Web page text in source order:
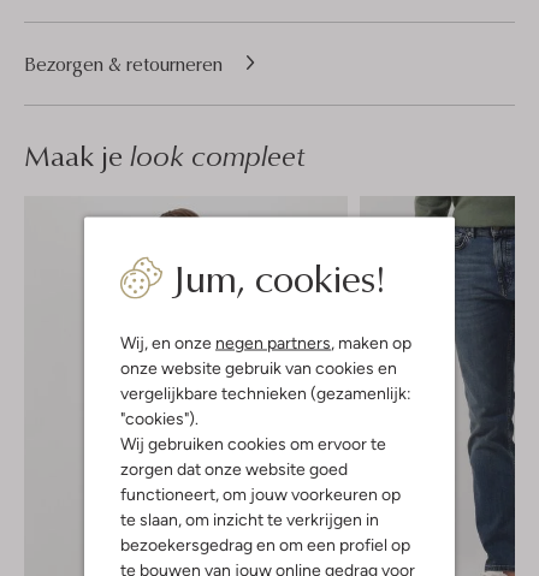
Jum, cookies!
Wij, en onze negen partners, maken op
onze website gebruik van cookies en
vergelijkbare technieken (gezamenlijk:
"cookies").
Wij gebruiken cookies om ervoor te
zorgen dat onze website goed
functioneert, om jouw voorkeuren op
te slaan, om inzicht te verkrijgen in
bezoekersgedrag en om een profiel op
te bouwen van jouw online gedrag voor
Bezorgen & retourneren
Maak je look compleet